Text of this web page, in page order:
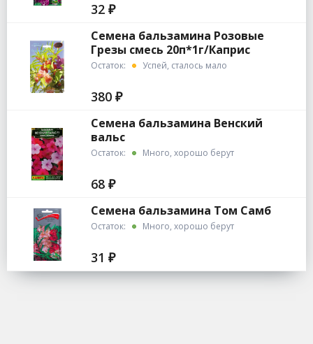
32 ₽
Семена бальзамина Розовые
Грезы смесь 20п*1г/Каприс
Остаток: Успей, сталось мало
380 ₽
Семена бальзамина Венский
вальс
Остаток: Много, хорошо берут
68 ₽
Семена бальзамина Том Самб
Остаток: Много, хорошо берут
31 ₽